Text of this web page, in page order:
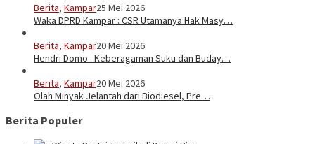
Berita, Kampar25 Mei 2026
Waka DPRD Kampar : CSR Utamanya Hak Masy…
Berita, Kampar20 Mei 2026
Hendri Domo : Keberagaman Suku dan Buday…
Berita, Kampar20 Mei 2026
Olah Minyak Jelantah dari Biodiesel, Pre…
Berita Populer